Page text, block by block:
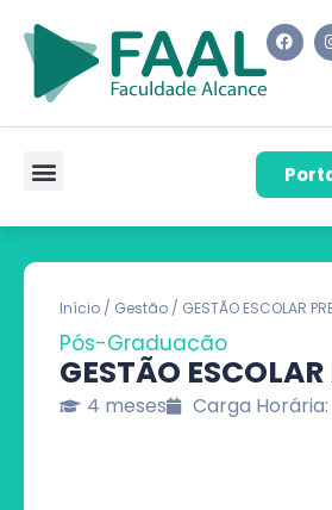
Início / Gestão / GESTÃO ESCOLAR
Pós-Graduação
GESTÃO
4 meses Carga